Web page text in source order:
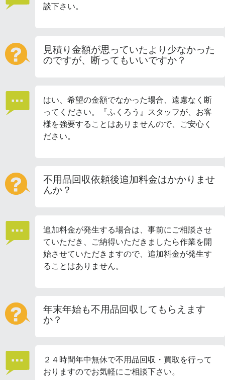
談下さい。
見積り金額が思っていたより少なかった
のですが、断ってもいいですか？
はい、希望の金額でなかった場合、遠慮なく断
ってください。『ふくろう』スタッフが、お客
様を強要することはありませんので、ご安心く
ださい。
不用品回収依頼後追加料金はかかりませ
んか？
追加料金が発生する場合は、事前にご相談させ
ていただき、ご納得いただきましたら作業を開
始させていただきますので、追加料金が発生す
ることはありません。
年末年始も不用品回収してもらえます
か？
２４時間年中無休で不用品回収・買取を行って
おりますのでお気軽にご相談下さい。